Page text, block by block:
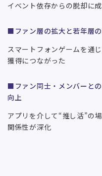
イベント依存からの脱却に
■ファン層の拡大と若年層
スマートフォンゲームを通
獲得につながった
■ファン同士・メンバーと
向上
アプリを介して“推し活”の
関係性が深化